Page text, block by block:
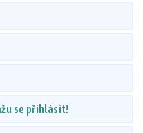
se přihlásit!